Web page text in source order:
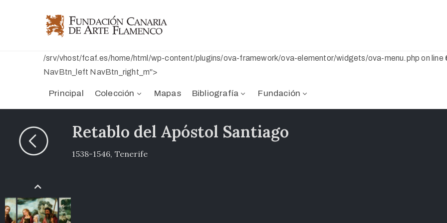
/srv/vhost/fcaf.es/home/html/wp-content/plugins/ova-framework/ova-elementor/widgets/ova-menu.php on line
NavBtn_left NavBtn_right_m">
Principal Colección Mapas Bibliografía Fundación
Retablo del Apóstol Santiago
1538-1546, Tenerife